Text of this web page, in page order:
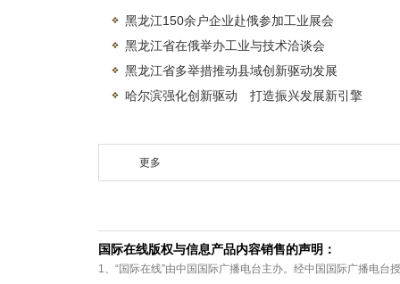
黑龙江150余户企业赴俄参加工业展会
黑龙江省在俄举办工业与技术洽谈会
黑龙江省多举措推动县域创新驱动发展
哈尔滨强化创新驱动 打造振兴发展新引擎
更多
国际在线版权与信息产品内容销售的声明：
1、“国际在线”由中国国际广播电台主办。经中国国际广播电台